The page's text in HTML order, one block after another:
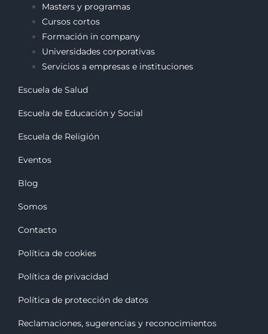
Masters y programas
Cursos cortos
Formación in company
Universidades corporativas
Servicios a empresas e instituciones
Escuela de Salud
Escuela de Educación y Social
Escuela de Religión
Eventos
Blog
Somos
Contacto
Política de cookies
Política de privacidad
Política de protección de datos
Reclamaciones, sugerencias y reconocimientos